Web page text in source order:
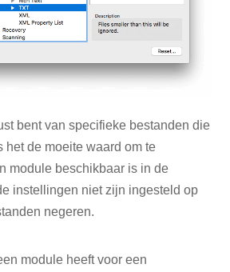
bent van specifieke bestanden die
het de moeite waard om te
module beschikbaar is in de
instellingen niet zijn ingesteld op
negeren.
module heeft voor een